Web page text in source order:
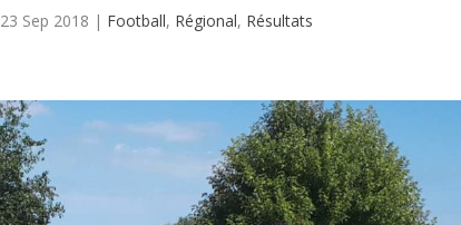
23 Sep 2018 | Football, Régional, Résultats